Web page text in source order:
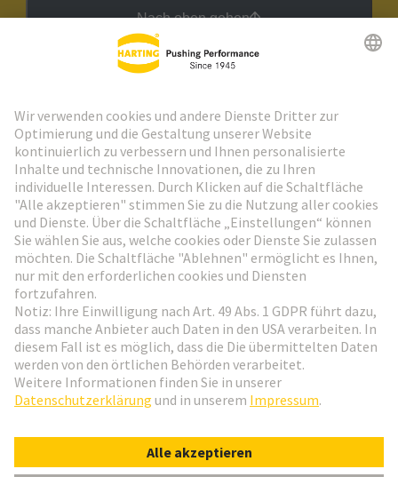
Nach oben gehen
Weiter zur Anmeldung
Social Media
Deutschland Deutsch
© HARTING Technologiegruppe